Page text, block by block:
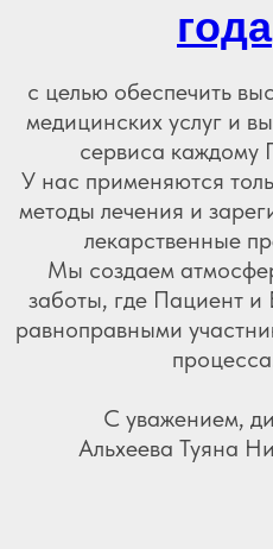
года
с целью обеспечить
медицинских услуг и
сервиса каждому
У нас применяются
методы лечения и
лекарственные
Мы создаем
заботы, где Пациент и
равноправными
С уважением,
Альхеева Туяна